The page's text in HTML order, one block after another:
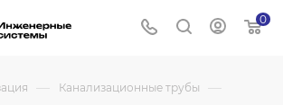
0
— Канализационные трубы —